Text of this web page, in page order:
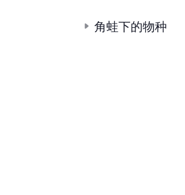
角蛙下的物种